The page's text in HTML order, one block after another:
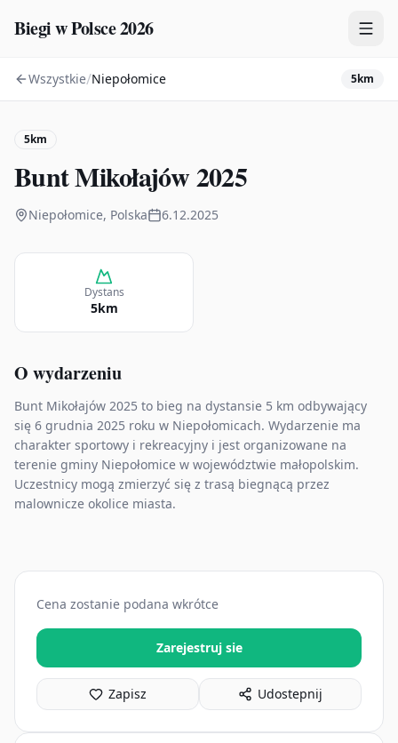
Biegi w Polsce 2026
Zawody
Wszystkie/Niepołomice 5km
5km
Bunt Mikołajów 2025
Niepołomice, Polska 6.12.2025
Dystans
5km
O wydarzeniu
Bunt Mikołajów 2025 to bieg na dystansie 5 km odbywający
się 6 grudnia 2025 roku w Niepołomicach. Wydarzenie ma
charakter sportowy i rekreacyjny i jest organizowane na
terenie gminy Niepołomice w województwie małopolskim.
Uczestnicy mogą zmierzyć się z trasą biegnącą przez
malownicze okolice miasta.
Cena zostanie podana wkrótce
Zarejestruj sie
Zapisz Udostepnij